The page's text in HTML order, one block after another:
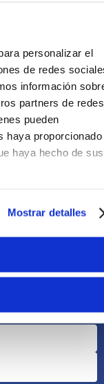
personalizar el
de redes
información
partners de redes
pueden
haya proporcionado
haya hecho de sus
Mostrar detalles